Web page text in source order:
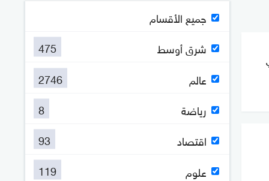
جميع الأقسام
شرق أوسط
475
عالم
2746
رياضة
8
اقتصاد
93
علوم
119